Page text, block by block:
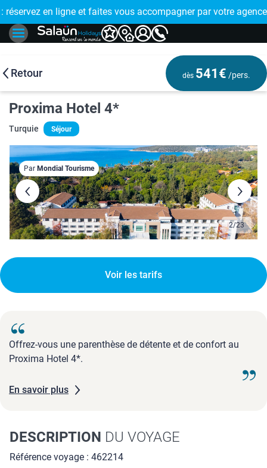
!
: réservez en ligne et faites vous accompagner par votre
🤩
Retour dès 541€ /pers.
Proxima Hotel 4*
Turquie Séjour
3/23
Par Mondial Tourisme
Voir les tarifs
Offrez-vous une parenthèse de détente et de confort au
Proxima Hotel 4*.
En savoir plus
DESCRIPTION DU VOYAGE
Référence voyage : 462214